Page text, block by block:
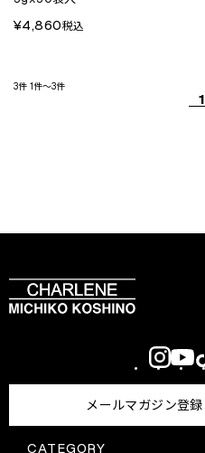
¥4,860税込
3件 1件～3件
1
CATEGORY
メールマガジン登録